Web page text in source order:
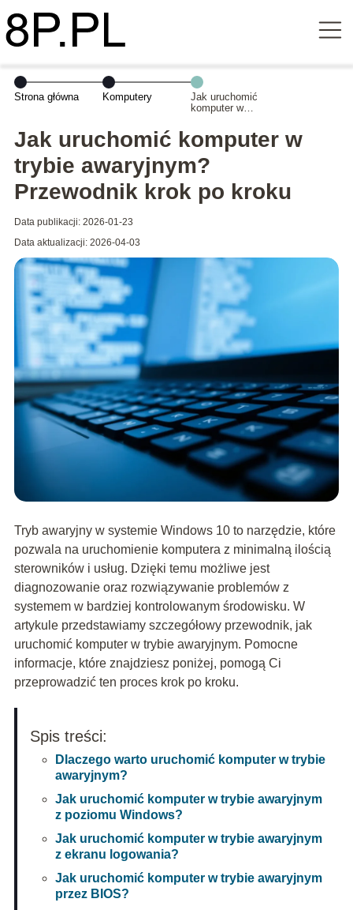
Strona główna Komputery
Jak uruchomić
komputer w
Przewodnik krok
po kroku
Jak uruchomić komputer w
trybie awaryjnym?
Przewodnik krok po kroku
Data publikacji: 2026-01-23
Data aktualizacji: 2026-04-03
Tryb awaryjny w systemie Windows 10 to narzędzie, które
pozwala na uruchomienie komputera z minimalną ilością
sterowników i usług. Dzięki temu możliwe jest
diagnozowanie oraz rozwiązywanie problemów z
systemem w bardziej kontrolowanym środowisku. W
artykule przedstawiamy szczegółowy przewodnik, jak
uruchomić komputer w trybie awaryjnym. Pomocne
informacje, które znajdziesz poniżej, pomogą Ci
przeprowadzić ten proces krok po kroku.
Spis treści:
Dlaczego warto uruchomić komputer w trybie
awaryjnym?
Jak uruchomić komputer w trybie awaryjnym
z poziomu Windows?
Jak uruchomić komputer w trybie awaryjnym
z ekranu logowania?
Jak uruchomić komputer w trybie awaryjnym
przez BIOS?